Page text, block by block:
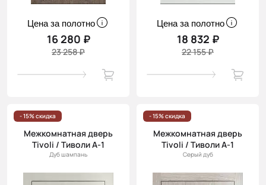
Цена за полотно
16 280 ₽
23 258 ₽
Цена за полотно
18 832 ₽
22 155 ₽
- 15% скидка
Межкомнатная дверь
Tivoli / Тиволи А-1
Дуб шампань
- 15% скидка
Межкомнатная дверь
Tivoli / Тиволи А-1
Серый дуб